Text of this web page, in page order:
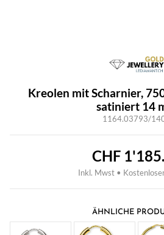
Kreolen mit Scharnier,
satiniert 14
1164.03793/
CHF
Inkl. Mwst •
ÄHNLICHE